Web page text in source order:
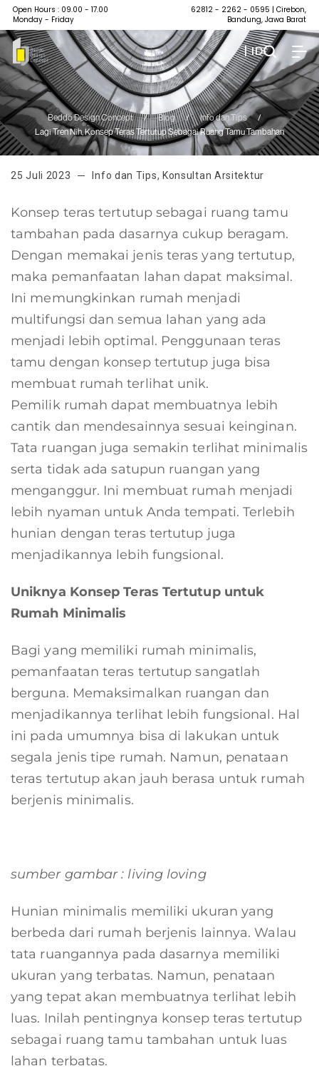
Open Hours : 09.00 - 17.00
Monday - Friday
62812 - 2262 - 0595 | Cirebon,
Bandung, Jawa Barat
| ID
Beddo Design Concept / Blog / Info dan Tips
/
Lagi Tren Nih, Konsep Teras Tertutup Sebagai Ruang Tamu Tambahan
25 Juli 2023 Info dan Tips, Konsultan Arsitektur
Konsep teras tertutup sebagai ruang tamu
tambahan pada dasarnya cukup beragam.
Dengan memakai jenis teras yang tertutup,
maka pemanfaatan lahan dapat maksimal.
Ini memungkinkan rumah menjadi
multifungsi dan semua lahan yang ada
menjadi lebih optimal. Penggunaan teras
tamu dengan konsep tertutup juga bisa
membuat rumah terlihat unik.
Pemilik rumah dapat membuatnya lebih
cantik dan mendesainnya sesuai keinginan.
Tata ruangan juga semakin terlihat minimalis
serta tidak ada satupun ruangan yang
menganggur. Ini membuat rumah menjadi
lebih nyaman untuk Anda tempati. Terlebih
hunian dengan teras tertutup juga
menjadikannya lebih fungsional.
Uniknya Konsep Teras Tertutup untuk
Rumah Minimalis
Bagi yang memiliki rumah minimalis,
pemanfaatan teras tertutup sangatlah
berguna. Memaksimalkan ruangan dan
menjadikannya terlihat lebih fungsional. Hal
ini pada umumnya bisa di lakukan untuk
segala jenis tipe rumah. Namun, penataan
teras tertutup akan jauh berasa untuk rumah
berjenis minimalis.
sumber gambar : living loving
Hunian minimalis memiliki ukuran yang
berbeda dari rumah berjenis lainnya. Walau
tata ruangannya pada dasarnya memiliki
ukuran yang terbatas. Namun, penataan
yang tepat akan membuatnya terlihat lebih
luas. Inilah pentingnya konsep teras tertutup
sebagai ruang tamu tambahan untuk luas
lahan terbatas.